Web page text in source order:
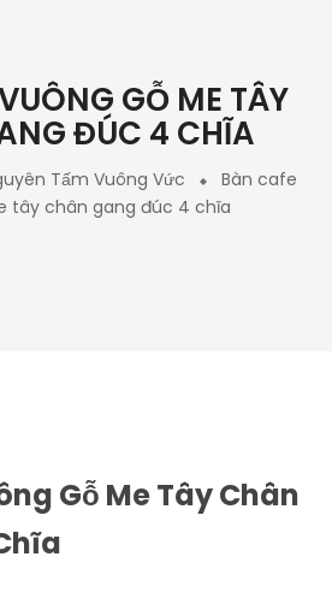
GỖ ME TÂY
ĐÚC 4 CHĨA
Tấm Vuông Vức
Bàn cafe
tây chân gang đúc 4 chĩa
Gỗ Me Tây Chân